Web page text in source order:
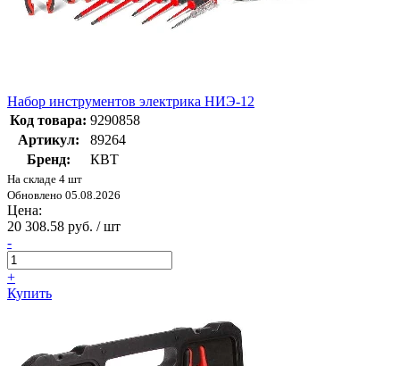
Набор инструментов электрика НИЭ-12
Код товара: 9290858
Артикул:
89264
Бренд:
КВТ
На складе 4 шт
Обновлено 05.08.2026
Цена:
20 308.58 руб. / шт
-
+
Купить